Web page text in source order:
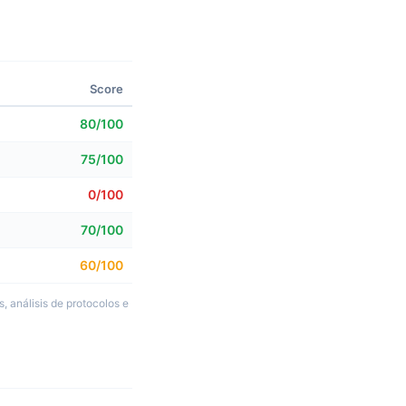
Score
80/100
75/100
0/100
70/100
60/100
análisis de protocolos e